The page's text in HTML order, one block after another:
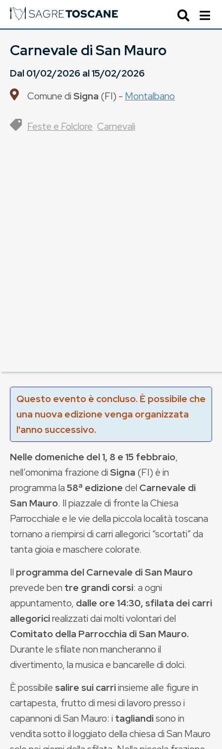
Carnevale di San Mauro
Dal01/02/2026al15/02/2026
Comune diSigna (FI) - Montalbano
Feste e Folclore Carnevali
Questo evento è concluso. È possibile che
una nuova edizione venga organizzata
l'anno successivo.
Nelle domeniche del 1, 8 e 15 febbraio,
nell’omonima frazione diSigna (FI) è in
programma la58ª edizionedel Carnevale di
San Mauro. Il piazzale di fronte la Chiesa
Parrocchiale e le vie della piccola località toscana
tornano a riempirsi di carri allegorici “scortati” da
tanta gioia e maschere colorate.
Il programma del Carnevale di San Mauro
prevede ben tre grandi corsi: a ogni
appuntamento, dalle ore 14:30, sfilata dei carri
allegoricirealizzati dai molti volontari del
Comitato della Parrocchia di San Mauro.
Durante le sfilate non mancheranno il
divertimento, la musica e bancarelle di dolci.
È possibile salire sui carriinsieme alle figure in
cartapesta, frutto di mesi di lavoro presso i
capannoni di San Mauro: i tagliandisono in
vendita sotto il loggiato della chiesa di San Mauro